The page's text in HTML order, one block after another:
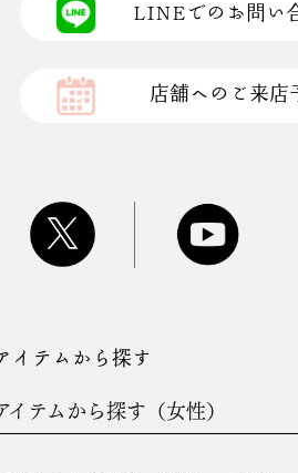
、ご利用者は当該変更にご同意され承
客様はご利用できません。
ご利用いただきます。
題・損害・紛争を解決するものとし、
によって保護されています。全てのコ
は損害等を与えてはなりません。
手段をもって当社および本サイトに送
、個人情報は除きます。）について、
LINEでのお問い
店舗へのご来店
イテムから探す
イテムから探す（女性）